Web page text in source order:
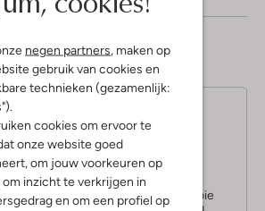
negen partners , maken op
gebruik van cookies en
technieken (gezamenlijk:
cookies om ervoor te
onze website goed
om jouw voorkeuren op
om inzicht te verkrijgen in
en om een profiel op
4/5
7
4
Sterren
door Belinda
op deze warme boots. Mooie